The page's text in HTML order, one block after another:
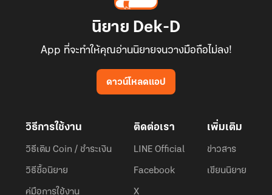
นิยาย Dek-D
App ที่จะทำให้คุณอ่านนิยายจนวางมือถือไม่ลง!
ดาวน์โหลดแอป
วิธีการใช้งาน
วิธีเติม Coin / ชำระเงิน
วิธีซื้อนิยาย
คู่มือการใช้งาน
ติดต่อเรา
LINE Official
Facebook
X
เพิ่มเติม
ข่าวสาร
เขียนนิยาย